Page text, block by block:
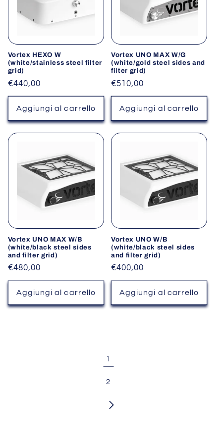
Vortex HEXO W
(white/stainless steel filter
grid)
Prezzo
di
listino
€440,00
Aggiungi al carrello
Vortex UNO MAX W/G
(white/gold steel sides and
filter grid)
Prezzo
di
listino
€510,00
Aggiungi al carrello
Vortex UNO MAX W/B
(white/black steel sides
and filter grid)
Prezzo
di
listino
€480,00
Aggiungi al carrello
Vortex UNO W/B
(white/black steel sides
and filter grid)
Prezzo
di
listino
€400,00
Aggiungi al carrello
1
2